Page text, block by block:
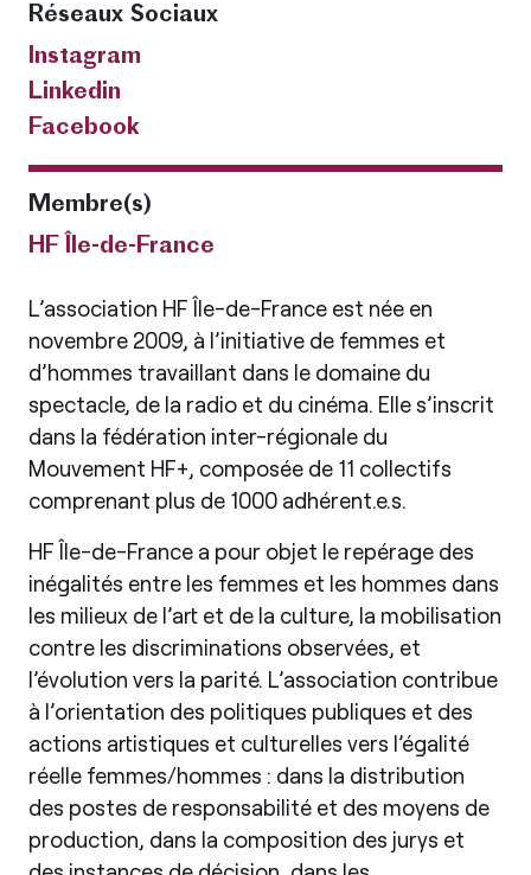
Réseaux Sociaux
Instagram
Linkedin
Facebook
Membre(s)
HF Île-de-France
L’association HF Île-de-France est née en
novembre 2009, à l’initiative de femmes et
d’hommes travaillant dans le domaine du
spectacle, de la radio et du cinéma. Elle s’inscrit
dans la fédération inter-régionale du
Mouvement HF+, composée de 11 collectifs
comprenant plus de 1000 adhérent.e.s.
HF Île-de-France a pour objet le repérage des
inégalités entre les femmes et les hommes dans
les milieux de l’art et de la culture, la mobilisation
contre les discriminations observées, et
l’évolution vers la parité. L’association contribue
à l’orientation des politiques publiques et des
actions artistiques et culturelles vers l’égalité
réelle femmes/hommes : dans la distribution
des postes de responsabilité et des moyens de
production, dans la composition des jurys et